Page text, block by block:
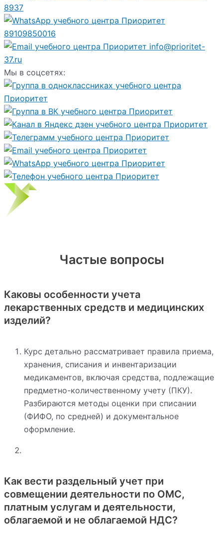
8937
89109850016
info@prioritet-
37.ru
Мы в соцсетях:
Частые вопросы
Каковы особенности учета
лекарственных средств и медицинских
изделий?
Курс детально рассматривает правила приема,
хранения, списания и инвентаризации
медикаментов, включая средства, подлежащие
предметно-количественному учету (ПКУ).
Разбираются методы оценки при списании
(ФИФО, по средней) и документальное
оформление.
Как вести раздельный учет при
совмещении деятельности по ОМС,
платным услугам и деятельности,
облагаемой и не облагаемой НДС?